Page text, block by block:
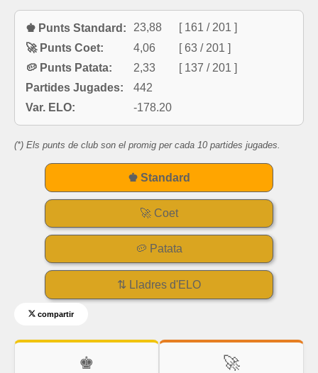
♚ Punts Standard: 23,88
[ 161 / 201 ]
🚀 Punts Coet:
4,06
[ 63 / 201 ]
🥔 Punts Patata:
2,33
[ 137 / 201 ]
Partides Jugades:
442
Var. ELO:
-178.20
(*) Els punts de club son el promig per cada 10 partides jugades.
♚ Standard
🚀 Coet
🥔 Patata
⇅ Lladres d'ELO
compartir
♚ 🚀